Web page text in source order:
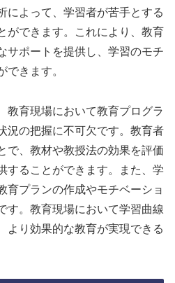
によって、学習者が苦手とする
ができます。これにより、教育
サポートを提供し、学習のモチ
できます。
教育現場において教育プログラ
況の把握に不可欠です。教育者
で、教材や教授法の効果を評価
することができます。また、学
育プランの作成やモチベーショ
す。教育現場において学習曲線
より効果的な教育が実現できる